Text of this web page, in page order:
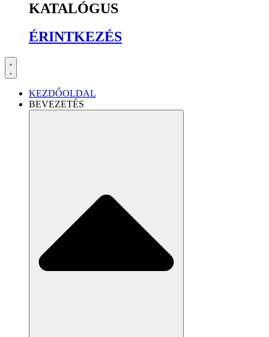
KATALÓGUS
ÉRINTKEZÉS
KEZDŐOLDAL
BEVEZETÉS